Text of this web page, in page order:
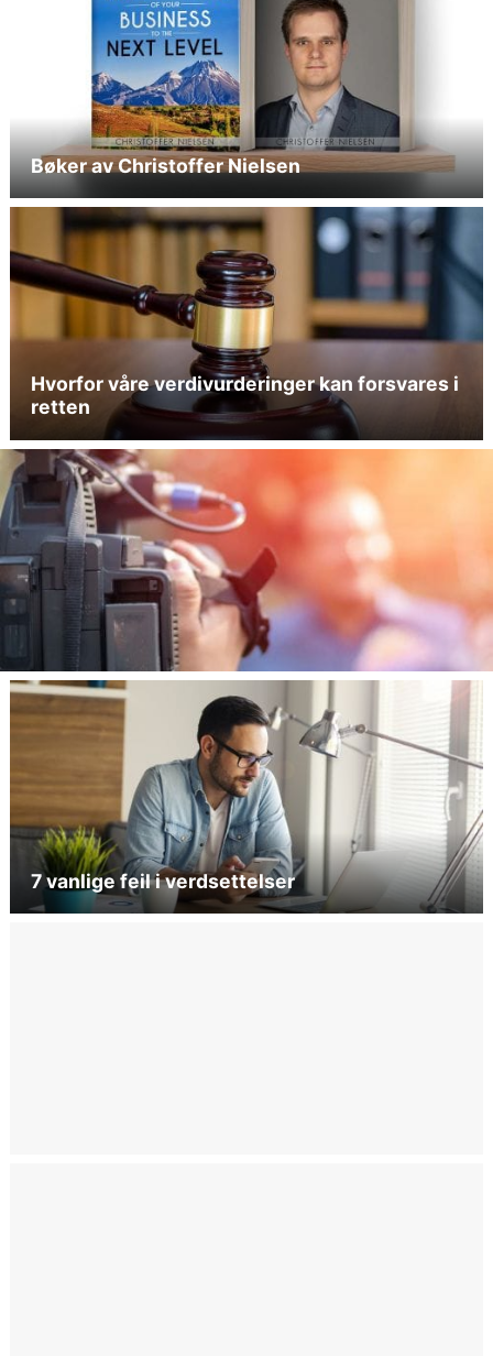
Bøker av Christoffer Nielsen
Hvorfor våre verdivurderinger kan forsvares i
retten
7 vanlige feil i verdsettelser